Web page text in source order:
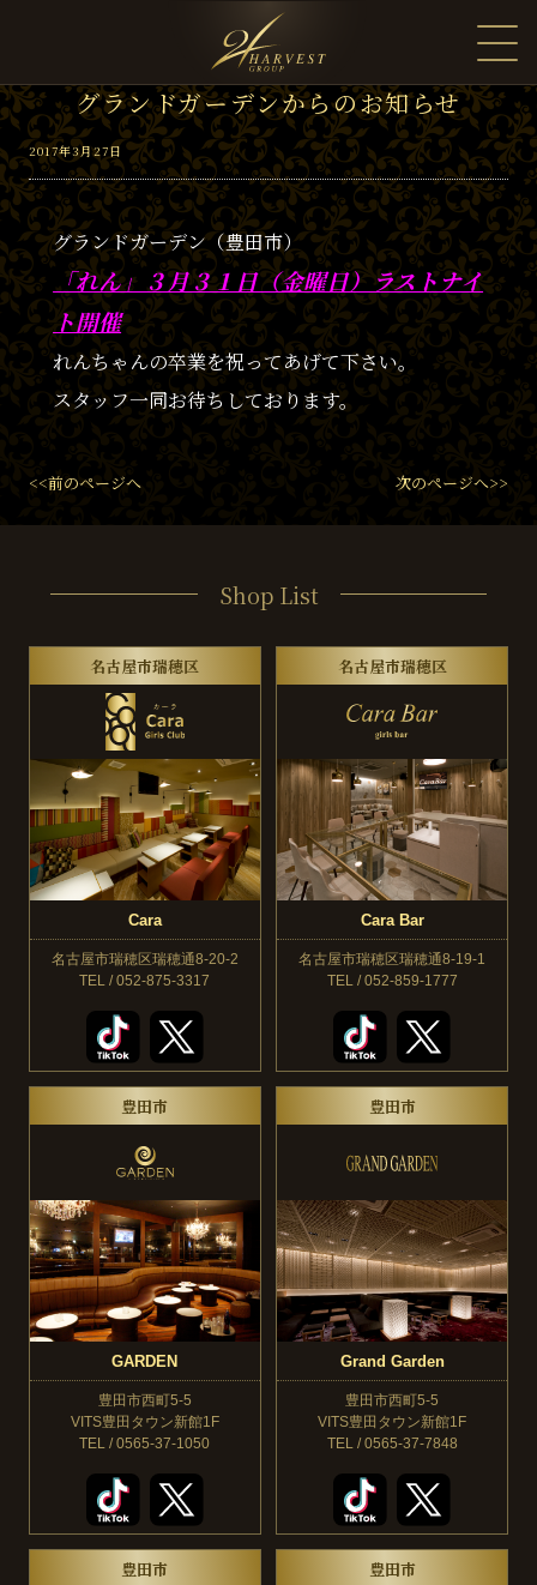
グランドガーデンからのお知らせ
2017年3月27日
グランドガーデン（豊田市）
「れん」３月３１日（金曜日）ラストナイ
ト開催
れんちゃんの卒業を祝ってあげて下さい。
スタッフ一同お待ちしております。
<<前のページへ 次のページへ>>
Shop List
名古屋市瑞穂区
Cara
名古屋市瑞穂区瑞穂通8-20-2
TEL / 052-875-3317
名古屋市瑞穂区
Cara Bar
名古屋市瑞穂区瑞穂通8-19-1
TEL / 052-859-1777
豊田市
GARDEN
豊田市西町5-5
VITS豊田タウン新館1F
TEL / 0565-37-1050
豊田市
Grand Garden
豊田市西町5-5
VITS豊田タウン新館1F
TEL / 0565-37-7848
豊田市 豊田市